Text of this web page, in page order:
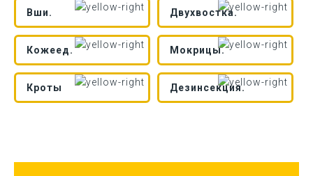
Вши. Двухвостка.
Кожеед. Мокрицы.
Кроты Дезинсекция.